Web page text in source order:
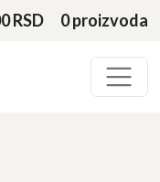
RSD 0 proizvoda